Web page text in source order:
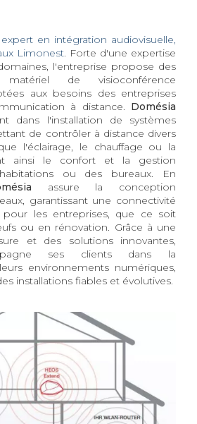
expert en intégration audiovisuelle,
Limonest. Forte d'une expertise
l'entreprise propose des
de visioconférence
aux besoins des entreprises
à distance. Domésia
dans l'installation de systèmes
de contrôler à distance divers
l'éclairage, le chauffage ou la
ainsi le confort et la gestion
ou des bureaux. En
assure la conception
garantissant une connectivité
les entreprises, que ce soit
ou en rénovation. Grâce à une
et des solutions innovantes,
ses clients dans la
environnements numériques,
installations fiables et évolutives.